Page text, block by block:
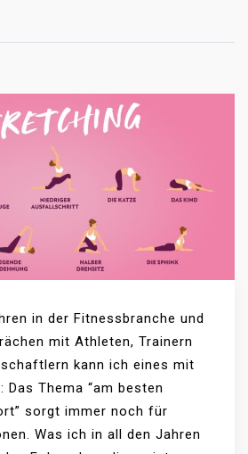
in der Fitnessbranche und
mit Athleten, Trainern
kann ich eines mit
Das Thema “am besten
sorgt immer noch für
Was ich in all den Jahren